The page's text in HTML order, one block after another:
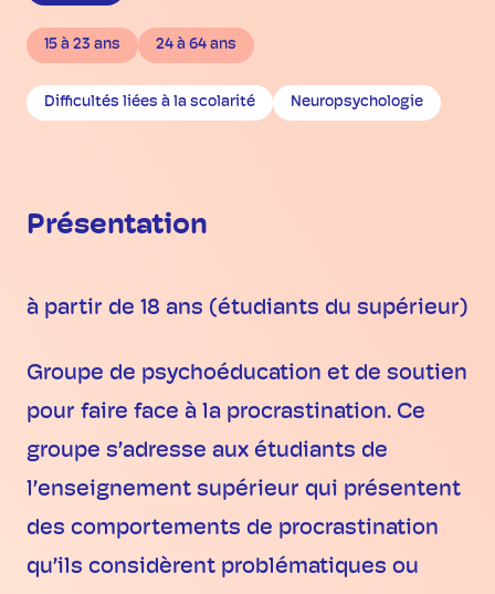
15 à 23 ans 24 à 64 ans
Difficultés liées à la scolarité Neuropsychologie
Présentation
à partir de 18 ans (étudiants du supérieur)
Groupe de psychoéducation et de soutien
pour faire face à la procrastination. Ce
groupe s’adresse aux étudiants de
l’enseignement supérieur qui présentent
des comportements de procrastination
qu’ils considèrent problématiques ou